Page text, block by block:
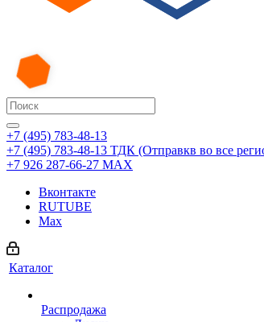
+7 (495) 783-48-13
+7 (495) 783-48-13 ТДК (Отправкв во все
+7 926 287-66-27 МАХ
Вконтакте
RUTUBE
Max
Каталог
Распродажа